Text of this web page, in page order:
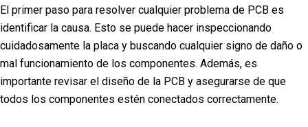
El primer paso para resolver cualquier problema de PCB es
identificar la causa. Esto se puede hacer inspeccionando
cuidadosamente la placa y buscando cualquier signo de daño o
mal funcionamiento de los componentes. Además, es
importante revisar el diseño de la PCB y asegurarse de que
todos los componentes estén conectados correctamente.